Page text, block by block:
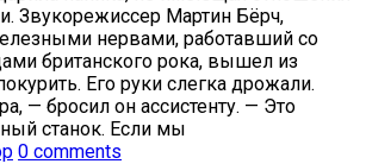
Звукорежиссер Мартин Бёрч,
нервами, работавший со
британского рока, вышел из
Его руки слегка дрожали.
— бросил он ассистенту. — Это
станок. Если мы
0 comments